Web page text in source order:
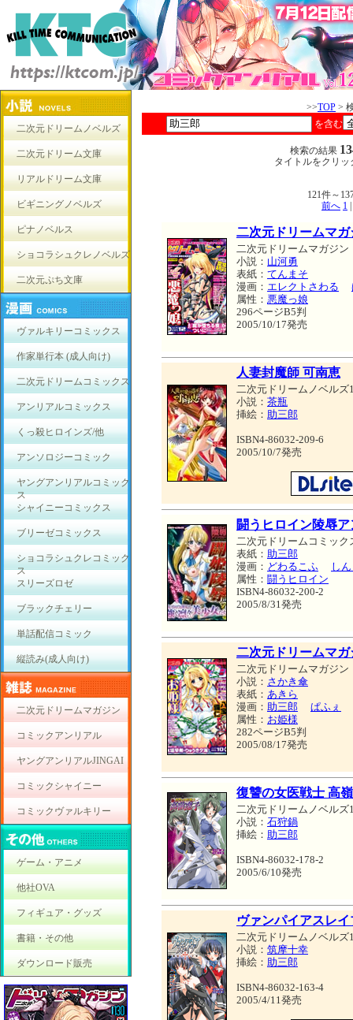
二次元ドリームノベルズ
二次元ドリーム文庫
リアルドリーム文庫
ビギニングノベルズ
ピナノベルス
ショコラシュクレノベルズ
二次元ぷち文庫
ヴァルキリーコミックス
作家単行本 (成人向け)
二次元ドリームコミックス
アンリアルコミックス
くっ殺ヒロインズ/他
アンソロジーコミック
ヤングアンリアルコミック
ス
シャイニーコミックス
ブリーゼコミックス
ショコラシュクレコミック
ス
スリーズロゼ
ブラックチェリー
単話配信コミック
縦読み(成人向け)
二次元ドリームマガジン
コミックアンリアル
ヤングアンリアルJINGAI
コミックシャイニー
コミックヴァルキリー
ゲーム・アニメ
他社OVA
フィギュア・グッズ
書籍・その他
ダウンロード販売
>>TOP >
を含む
検索の結果
タイトルをクリ
121件～
前へ 1
二次元ドリームマガ
二次元ドリームマガジン
小説： 山河勇
表紙： てんまそ
漫画： エレクトさわる
属性： 悪魔っ娘
296ページB5判
2005/10/17発売
人妻封魔師 可南恵
二次元ドリームノベルズ
小説： 茶瓶
挿絵： 助三郎
ISBN4-86032-209-6
2005/10/7発売
闘うヒロイン陵辱
二次元ドリームコミック
表紙： 助三郎
漫画： どわるこふ
し
属性： 闘うヒロイン
ISBN4-86032-200-2
2005/8/31発売
二次元ドリームマガ
二次元ドリームマガジン
小説： さかき傘
表紙： あきら
漫画： 助三郎
ぱふぇ
属性： お姫様
282ページB5判
2005/08/17発売
復讐の女医戦士 高
二次元ドリームノベルズ
小説： 石狩鍋
挿絵： 助三郎
ISBN4-86032-178-2
2005/6/10発売
ヴァンパイアスレ
二次元ドリームノベルズ
小説： 筑摩十幸
挿絵： 助三郎
ISBN4-86032-163-4
2005/4/11発売